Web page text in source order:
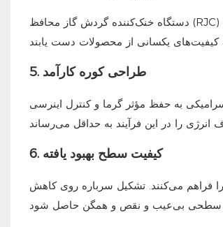
دستگاه خنک‌کننده گردش گاز محافظ (RJC) به اپراتورها کنترل کامل عملکرد خنک‌کننده نوار و سطح دما را می‌دهد. سیستم خنک‌کننده پیشرفته،
5. طراحی کوره کارآمد
به حفظ مؤثر گرما و کنترل اینرسی
6. کیفیت سطح بهبود یافته
فراهم می‌کنند. تشکیل سرباره روی کاهش